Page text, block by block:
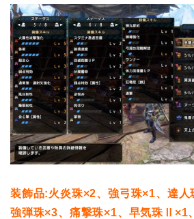
装飾品:火炎珠×2、強弓珠×1、達人
強弾珠×3、痛撃珠×1、早気珠Ⅱ×1